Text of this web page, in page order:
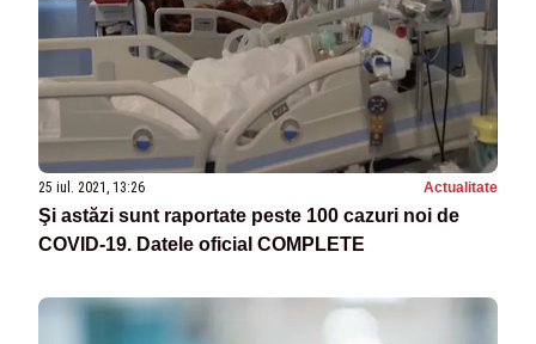
25 iul. 2021, 13:26 Actualitate
Şi astăzi sunt raportate peste 100 cazuri noi de
COVID-19. Datele oficial COMPLETE